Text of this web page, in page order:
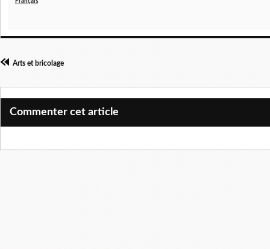
Français
Arts et bricolage
Commenter cet article